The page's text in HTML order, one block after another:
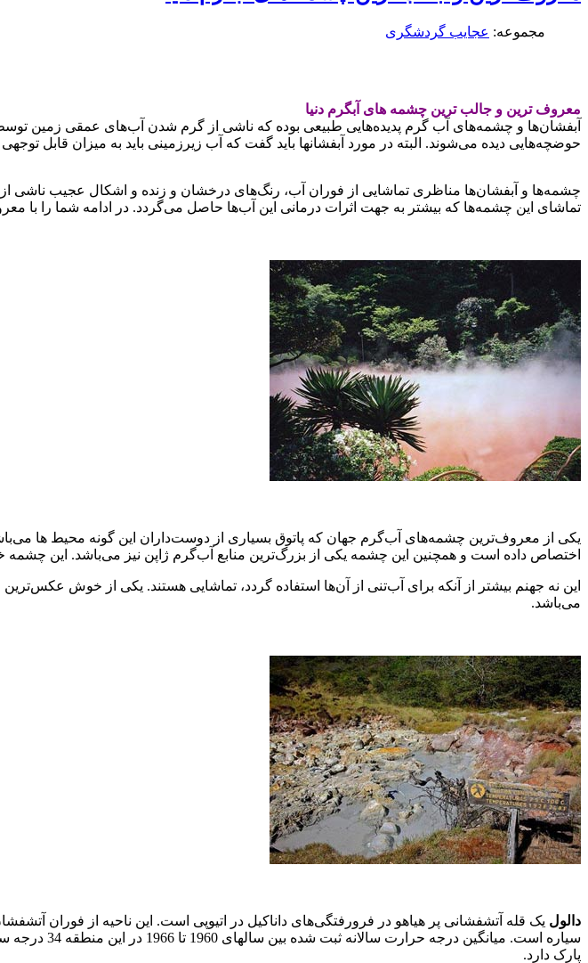
مجموعه: عجایب گردشگری
معروف ترین و جالب ترین چشمه های آبگرم دنیا
آبفشان‌ها و چشمه‌های آب گرم پدیده‌هایی طبیعی بوده که ناشی از گرم شدن آب‌های عمقی زمین
حوضچه‌هایی دیده می‌شوند. البته در مورد آبفشانها باید گفت که آب زیرزمینی باید به میزان قابل
چشمه‌ها و آبفشان‌ها مناظری تماشایی از فوران آب، رنگ‌های درخشان و زنده و اشکال عجیب ناشی
تماشای این چشمه‌ها که بیشتر به جهت اثرات درمانی این آب‌ها حاصل می‌گردد. در ادامه شما را با
یکی از معروف‌ترین چشمه‌های آب‌گرم جهان که پاتوق بسیاری از دوست‌داران این گونه محیط‌‌ ها
اختصاص داده است و همچنین این چشمه یکی از بزرگ‌ترین منابع آب‌گرم ژاپن نیز می‌باشد. این چشمه خود صاحب 9 چشمه آب گرم دیدنی و تماشایی است که گاهی با عنوان نه جهنم بپو نیز
می‌باشد.
دالول
سیاره است.
پارک دارد.